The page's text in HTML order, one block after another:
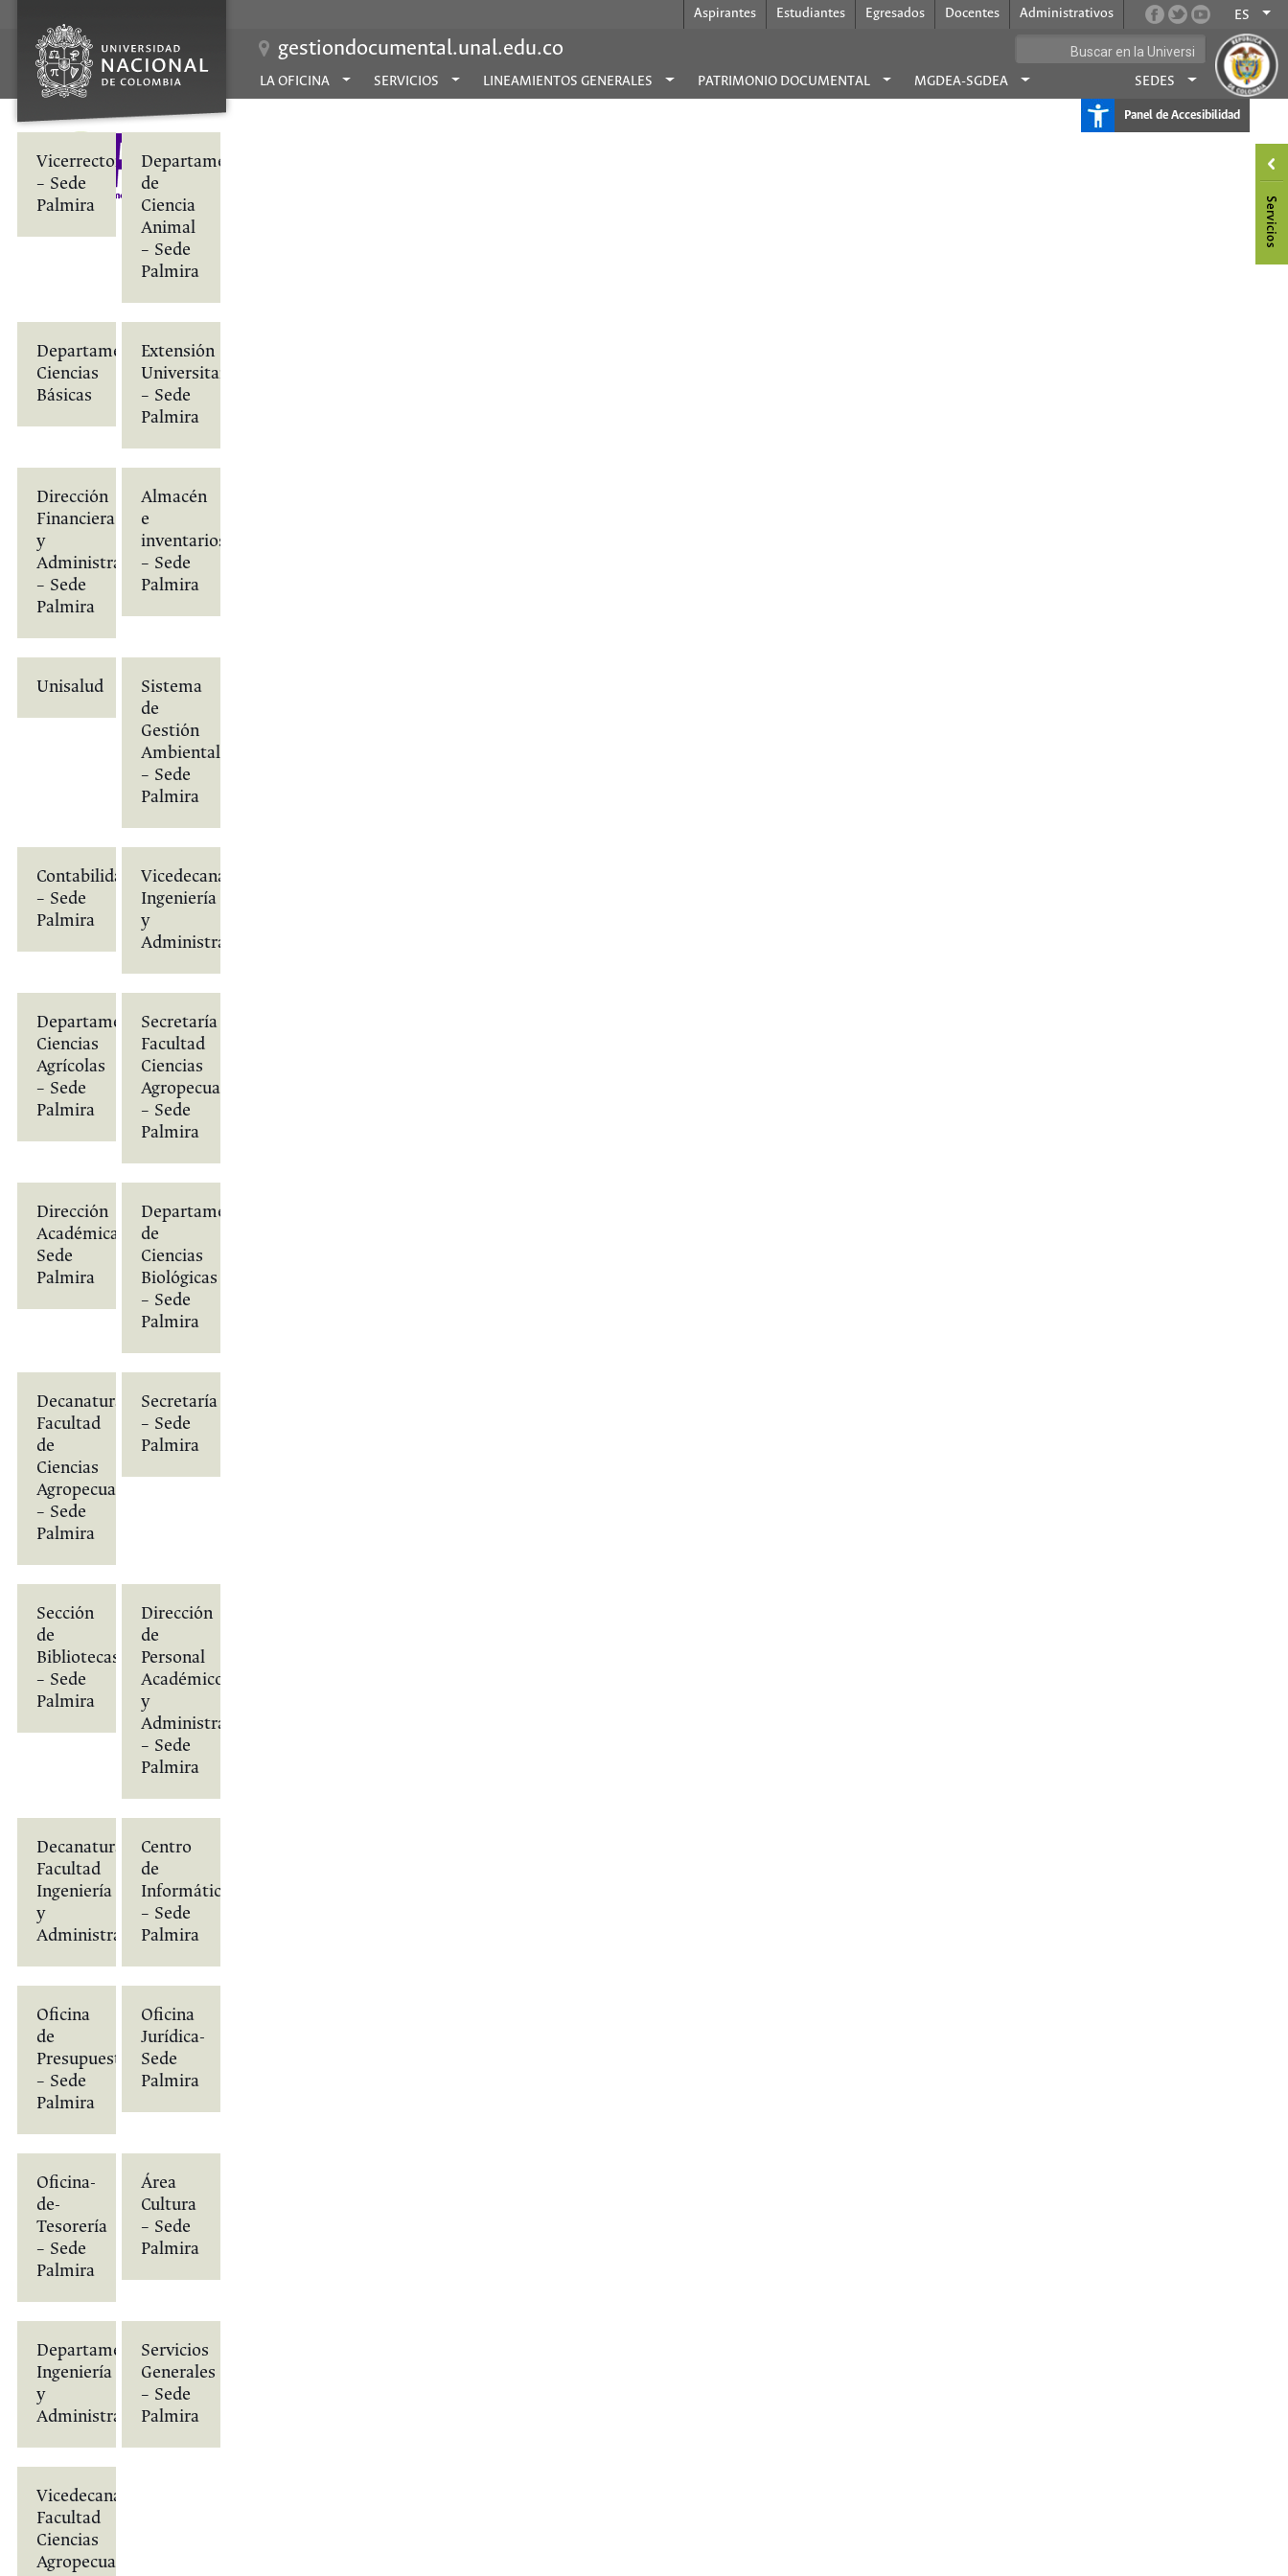
Aspirantes Estudiantes Egresados Docentes Administrativos ES
gestiondocumental.unal.edu.co
LA OFICINA SERVICIOS LINEAMIENTOS GENERALES PATRIMONIO DOCUMENTAL MGDEA-SGDEA SEDES
Panel de Accesibilidad
Vicerrectoría
– Sede
Palmira
Departamento
de
Ciencia
Animal
– Sede
Palmira
Departamento
Ciencias
Básicas
Extensión
Universitaria
– Sede
Palmira
Dirección
Financiera
y
Administrativa
– Sede
Palmira
Almacén
e
inventarios
– Sede
Palmira
Unisalud
Sistema
de
Gestión
Ambiental
– Sede
Palmira
Contabilidad
– Sede
Palmira
Vicedecanatura
Ingeniería
y
Administración
Departamento
Ciencias
Agrícolas
– Sede
Palmira
Secretaría
Facultad
Ciencias
Agropecuarias
– Sede
Palmira
Dirección
Académica-
Sede
Palmira
Departamento
de
Ciencias
Biológicas
– Sede
Palmira
Decanatura
Facultad
de
Ciencias
Agropecuarias
– Sede
Palmira
Secretaría
– Sede
Palmira
Sección
de
Bibliotecas
– Sede
Palmira
Dirección
de
Personal
Académico
y
Administrativo
– Sede
Palmira
Decanatura
Facultad
Ingeniería
y
Administración
Centro
de
Informática
– Sede
Palmira
Oficina
de
Presupuesto
– Sede
Palmira
Oficina
Jurídica-
Sede
Palmira
Oficina-
de-
Tesorería
– Sede
Palmira
Área
Cultura
– Sede
Palmira
Departamento
Ingeniería
y
Administración
Servicios
Generales
– Sede
Palmira
Vicedecanatura
Facultad
Ciencias
Agropecuarias